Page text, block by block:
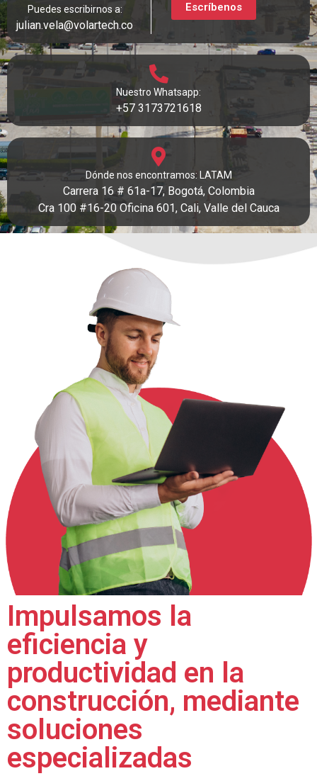
Puedes escribirnos a:
julian.vela@volartech.co
Escríbenos
Nuestro Whatsapp:
+57 3173721618
Dónde nos encontramos: LATAM
Carrera 16 # 61a-17, Bogotá, Colombia
Cra 100 #16-20 Oficina 601, Cali, Valle del Cauca
Impulsamos la
eficiencia y
productividad en la
construcción, mediante
soluciones
especializadas